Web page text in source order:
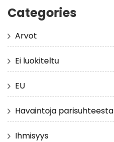
Categories
Arvot
Ei luokiteltu
EU
Havaintoja parisuhteesta
Ihmisyys